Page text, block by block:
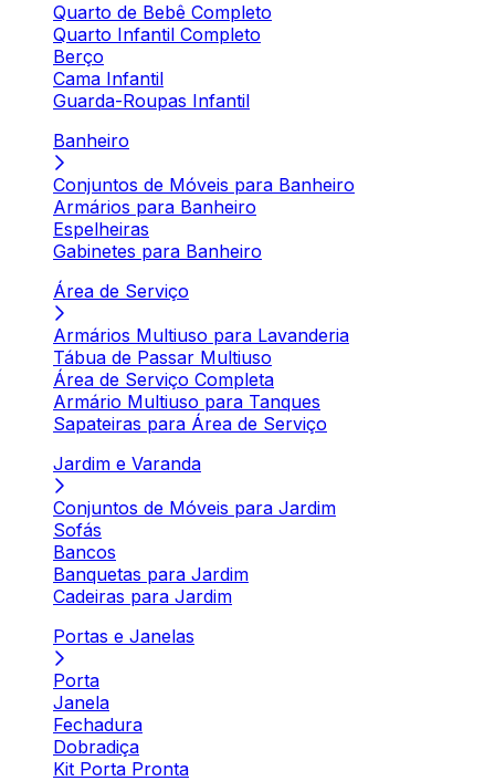
Quarto de Bebê Completo
Quarto Infantil Completo
Berço
Cama Infantil
Guarda-Roupas Infantil
Banheiro
Conjuntos de Móveis para Banheiro
Armários para Banheiro
Espelheiras
Gabinetes para Banheiro
Área de Serviço
Armários Multiuso para Lavanderia
Tábua de Passar Multiuso
Área de Serviço Completa
Armário Multiuso para Tanques
Sapateiras para Área de Serviço
Jardim e Varanda
Conjuntos de Móveis para Jardim
Sofás
Bancos
Banquetas para Jardim
Cadeiras para Jardim
Portas e Janelas
Porta
Janela
Fechadura
Dobradiça
Kit Porta Pronta